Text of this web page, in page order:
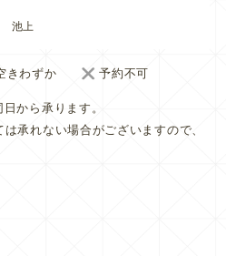
池上
きわずか 予約不可
から承ります。
承れない場合がございますので、